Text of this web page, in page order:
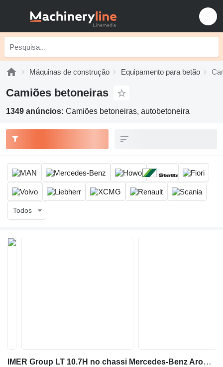
Máquinas de construção Equipamento para betão
Camiões betoneiras
1349 anúncios: Camiões betoneiras, autobetoneira
Todos
IMER Group LT 10.7H no chassi Mercedes-Benz Arocs 3540